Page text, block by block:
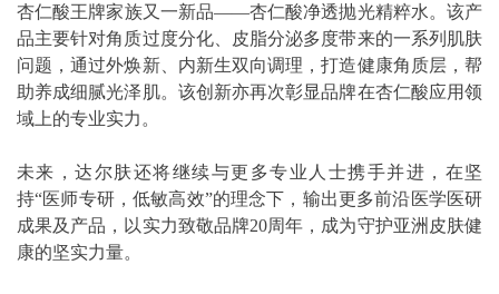
杏仁酸王牌家族又一新品——杏仁酸净透抛光精粹水。该产
品主要针对角质过度分化、皮脂分泌多度带来的一系列肌肤
问题，通过外焕新、内新生双向调理，打造健康角质层，帮
助养成细腻光泽肌。该创新亦再次彰显品牌在杏仁酸应用领
域上的专业实力。
未来，达尔肤还将继续与更多专业人士携手并进，在坚
持“医师专研，低敏高效”的理念下，输出更多前沿医学医研
成果及产品，以实力致敬品牌20周年，成为守护亚洲皮肤健
康的坚实力量。